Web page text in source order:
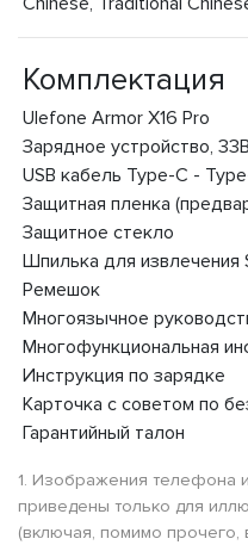
Комплектация
Ulefone Armor X16 Pro
Зарядное устройство,
USB кабель Type-C -
Защитная пленка
Защитное стекло
Шпилька для извлечения
Ремешок
Многоязычное
Многофункциональная
Инструкция по зарядке
Карточка с советом по
Гарантийный талон
1. Изображения телефона
приведены только для
(включая, помимо прочего,